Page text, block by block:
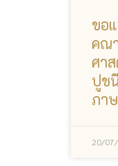
ขอ
คณ
ศา
ปูช
ภา
20/